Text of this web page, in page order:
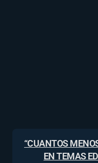
“CUANTOS
EN TEMAS